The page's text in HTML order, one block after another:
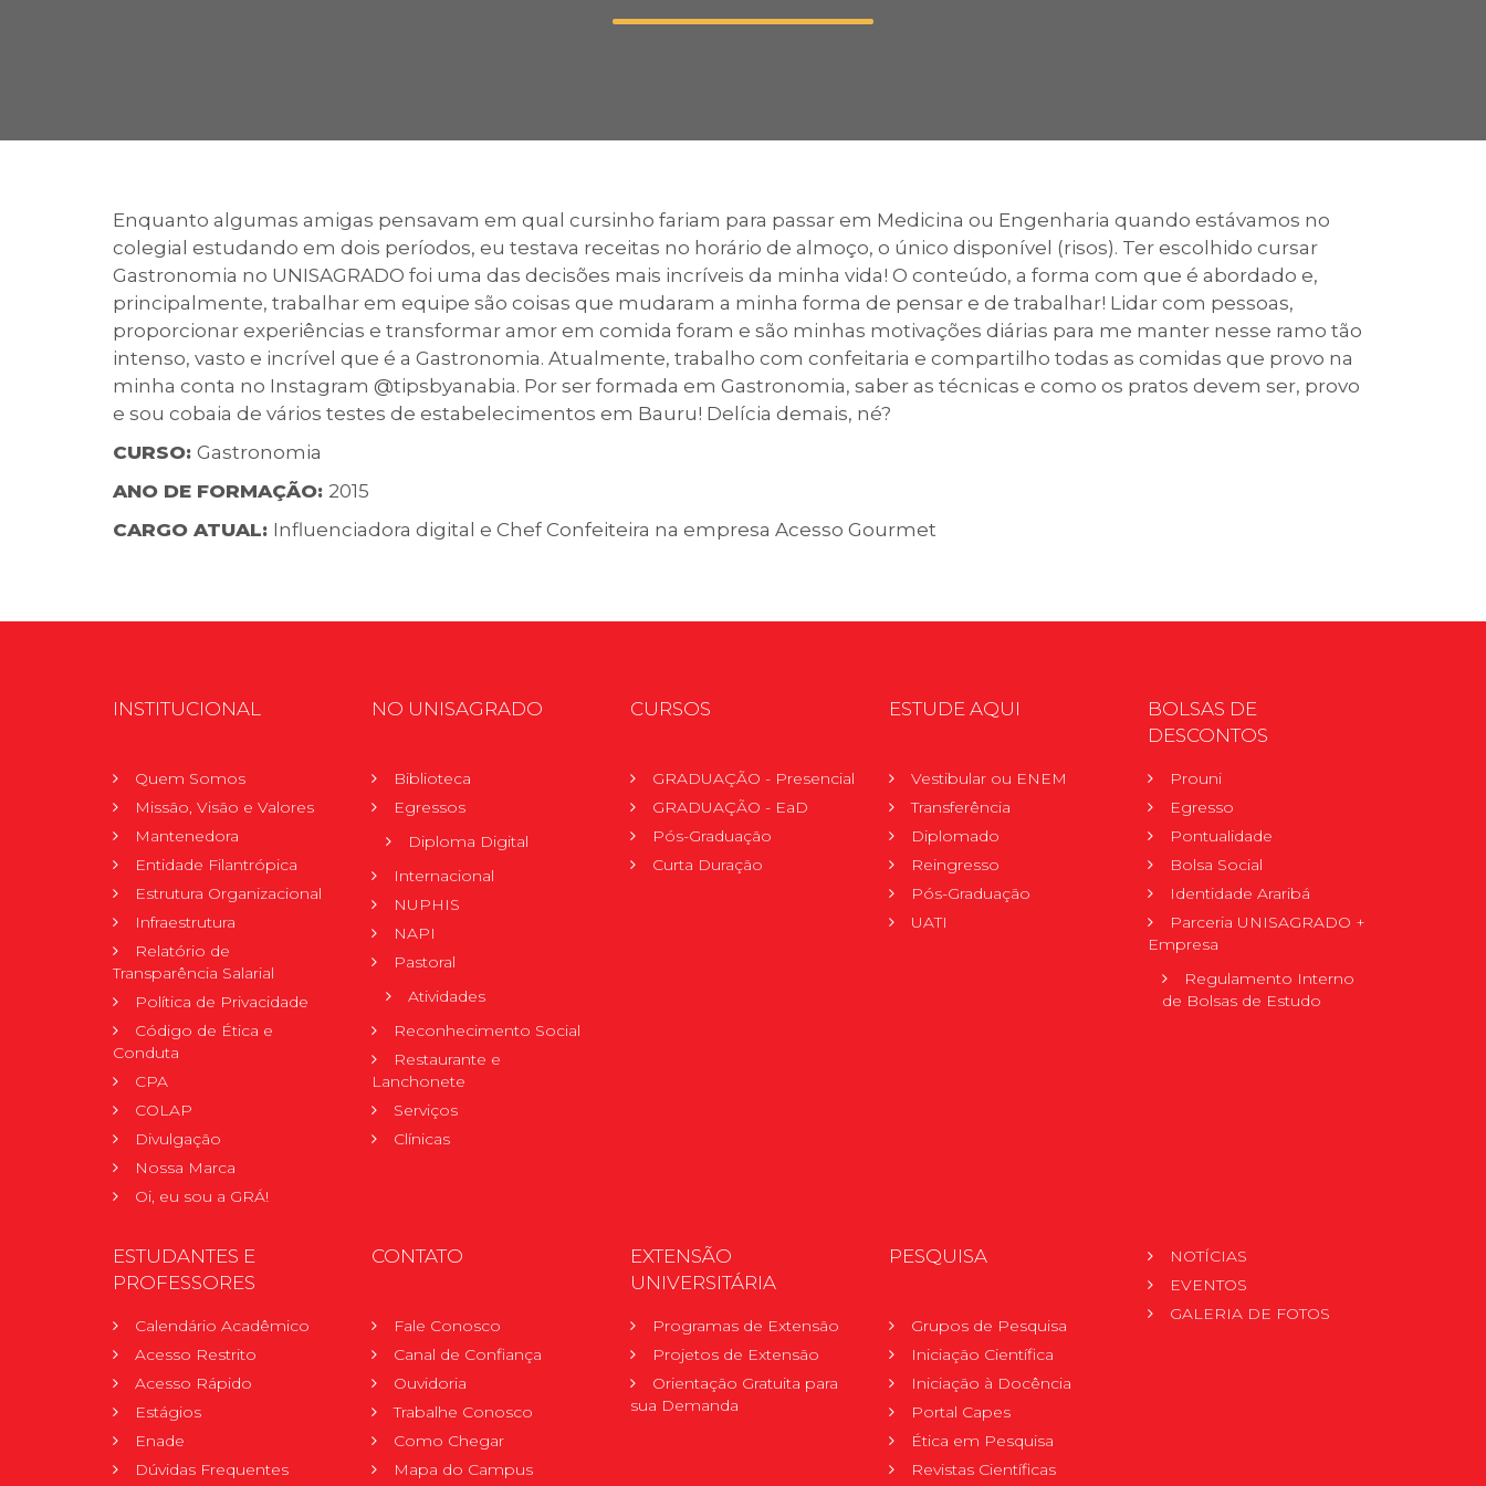
Reingresso UATI
Enquanto algumas amigas pensavam em qual cursinho fariam para passar em Medicina ou Engenharia quando estávamos no
colegial estudando em dois períodos, eu testava receitas no horário de almoço, o único disponível (risos). Ter escolhido cursar
Gastronomia no UNISAGRADO foi uma das decisões mais incríveis da minha vida! O conteúdo, a forma com que é abordado e,
principalmente, trabalhar em equipe são coisas que mudaram a minha forma de pensar e de trabalhar! Lidar com pessoas,
proporcionar experiências e transformar amor em comida foram e são minhas motivações diárias para me manter nesse ramo tão
intenso, vasto e incrível que é a Gastronomia. Atualmente, trabalho com confeitaria e compartilho todas as comidas que provo na
minha conta no Instagram @tipsbyanabia. Por ser formada em Gastronomia, saber as técnicas e como os pratos devem ser, provo
e sou cobaia de vários testes de estabelecimentos em Bauru! Delícia demais, né?
CURSO: Gastronomia
ANO DE FORMAÇÃO: 2015
CARGO ATUAL: Influenciadora digital e Chef Confeiteira na empresa Acesso Gourmet
INSTITUCIONAL
Quem Somos
Missão, Visão e Valores
Mantenedora
Entidade Filantrópica
Estrutura Organizacional
Infraestrutura
Relatório de
Transparência Salarial
Política de Privacidade
Código de Ética e
Conduta
CPA
COLAP
Divulgação
Nossa Marca
Oi, eu sou a GRÁ!
NO UNISAGRADO
Biblioteca
Egressos
Diploma Digital
Internacional
NUPHIS
NAPI
Pastoral
Atividades
Reconhecimento Social
Restaurante e
Lanchonete
Serviços
Clínicas
CURSOS
GRADUAÇÃO - Presencial
GRADUAÇÃO - EaD
Pós-Graduação
Curta Duração
ESTUDE AQUI
Vestibular ou ENEM
Transferência
Diplomado
Reingresso
Pós-Graduação
UATI
BOLSAS DE
DESCONTOS
Prouni
Egresso
Pontualidade
Bolsa Social
Identidade Araribá
Parceria UNISAGRADO +
Empresa
Regulamento Interno
de Bolsas de Estudo
ESTUDANTES E
PROFESSORES
Calendário Acadêmico
Acesso Restrito
Acesso Rápido
Estágios
Enade
Dúvidas Frequentes
CONTATO
Fale Conosco
Canal de Confiança
Ouvidoria
Trabalhe Conosco
Como Chegar
Mapa do Campus
EXTENSÃO
UNIVERSITÁRIA
Programas de Extensão
Projetos de Extensão
Orientação Gratuita para
sua Demanda
PESQUISA
Grupos de Pesquisa
Iniciação Científica
Iniciação à Docência
Portal Capes
Ética em Pesquisa
Revistas Científicas
NOTÍCIAS
EVENTOS
GALERIA DE FOTOS